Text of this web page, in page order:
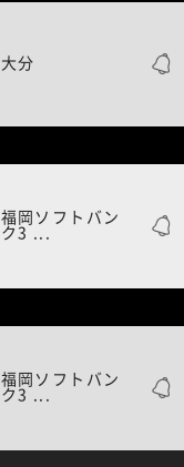
大分
福岡ソフトバン
ク3 ...
福岡ソフトバン
ク3 ...